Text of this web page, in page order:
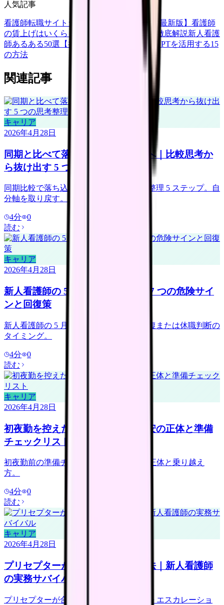
人気記事
看護師転職サイトランキングTOP5【2026年最新版】 看護師
の賃上げはいくら？2026年度の最新情報を徹底解説新人看護
師あるある50選【共感必至】
看護師がChatGPTを活用する15
の方法
関連記事
キャリア
2026年4月28日
同期と比べて落ち込む新人看護師へ｜比較思考か
ら抜け出す 5 つの思考整理
同期比較で落ち込む新人看護師への思考整理 5 ステップ。自
分軸を取り戻す。
4分
0
読む
キャリア
2026年4月28日
新人看護師の 5 月病 乗り越え方｜7 つの危険サイ
ンと回復策
新人看護師の 5 月病 7 つのサインと、回復または休職判断の
タイミング。
4分
0
読む
キャリア
2026年4月28日
初夜勤を控えた新人看護師へ｜不安の正体と準備
チェックリスト
初夜勤前の準備チェックリスト + 不安の正体と乗り越え
方。
4分
0
読む
キャリア
2026年4月28日
プリセプターが合わない時の対処法｜新人看護師
の実務サバイバル
プリセプターが合わない時の対処法 6 つ + エスカレーショ